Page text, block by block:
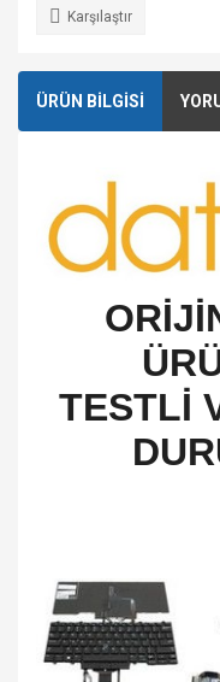
Karşılaştır
ÜRÜN BİLGİSİ
O
TESTLİ